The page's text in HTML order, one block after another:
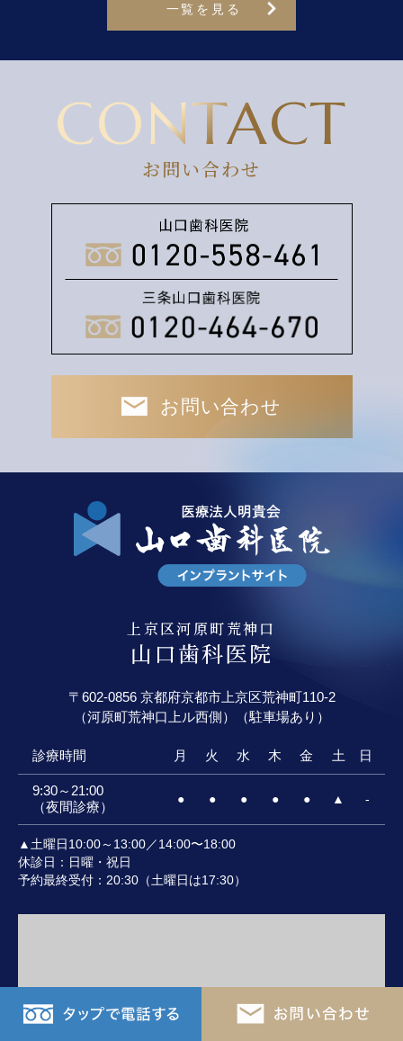
皆さまが気持ちよく治療を受けられる環境づくりのた
2026.03.23
この度当院 院長岩田宗純が、日本口腔インプラント
学会専門医資格を取得いたしました。
より安心してインプラント治療をお受けいただく為、
しっかりと対応させていただきます。
4月１日より当院山口歯科医院（本院 河原町荒神
口）駐車場の場所が、１ケ所変更になります。
ご確認いただくか
2026.02.09
春のインプラントセミナー無料説明会の日程が決まり
ました。■日程；３月１５日㈰ ４月１９日㈰ 6月２
■時間 １０時３０分から※セミナー(約９０分) セミ
療法人明貴会 三条山口歯科医院 京都市中京区河原
町三条下がる二筋目東入る大黒町71-21 CTビーチ山
■参加費無料 ■無料カウンセリングの予約も承りま
セミナー開催場所があまり広くないためやむなくお断
りをする可能性があります。先着順ですのでお申し込
みはお早めに。。
インプラントの平均年齢は？何歳くらいで選ぶ人が多
2026.04.14
インプラント治療と喫煙
一覧を見る
CONTACT
お問い合わせ
お問い合わせ
上京区河原町荒神口
山口歯科医院
〒602-0856 京都府京都市上京区荒神町110-2
（河原町荒神口上ル西側）（駐車場あり）
診療時間 月 火 水 木 金 土 日
9:30～21:00
（夜間診療）
● ● ● ● ● ▲ -
▲土曜日10:00～13:00／14:00〜18:00
休診日：日曜・祝日
予約最終受付：20:30（土曜日は17:30）